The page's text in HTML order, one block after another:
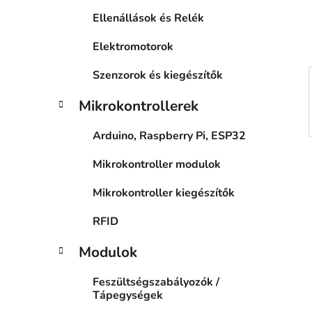
Ellenállások és Relék
Elektromotorok
Szenzorok és kiegészítők
Mikrokontrollerek
Arduino, Raspberry Pi, ESP32
Mikrokontroller modulok
Mikrokontroller kiegészítők
RFID
Modulok
Feszültségszabályozók /
Tápegységek